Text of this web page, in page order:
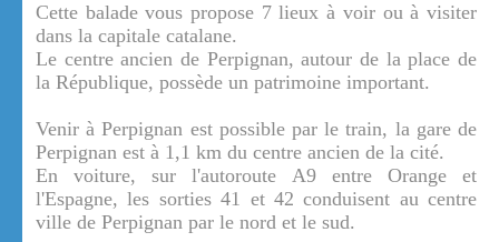
Cette balade vous propose 7 lieux à voir ou à visiter
dans la capitale catalane.
Le centre ancien de Perpignan, autour de la place de
la République, possède un patrimoine important.
Venir à Perpignan est possible par le train, la gare de
Perpignan est à 1,1 km du centre ancien de la cité.
En voiture, sur l'autoroute A9 entre Orange et
l'Espagne, les sorties 41 et 42 conduisent au centre
ville de Perpignan par le nord et le sud.